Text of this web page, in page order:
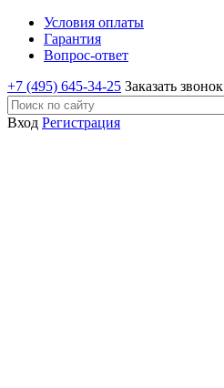
Условия оплаты
Гарантия
Вопрос-ответ
+7 (495) 645-34-25 Заказать звонок
Вход Регистрация